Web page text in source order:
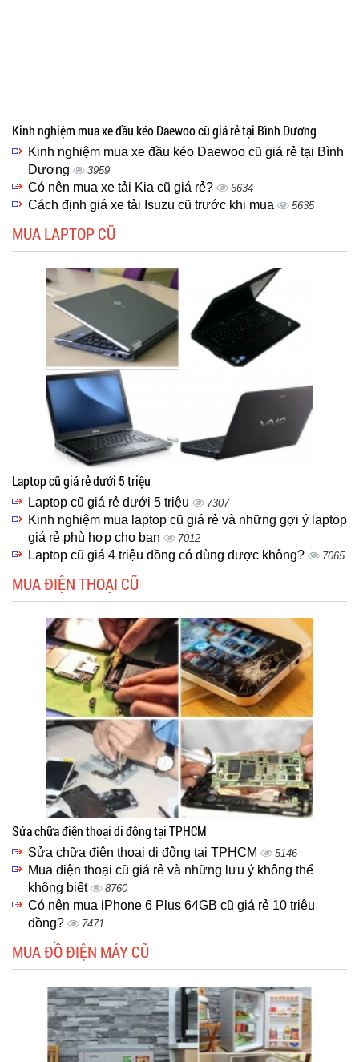
Kinh nghiệm mua xe đầu kéo Daewoo cũ giá rẻ tại Bình Dương
Kinh nghiệm mua xe đầu kéo Daewoo cũ giá rẻ tại Bình
Dương
3959
Có nên mua xe tải Kia cũ giá rẻ? 6634
Cách định giá xe tải Isuzu cũ trước khi mua 5635
MUA LAPTOP CŨ
Laptop cũ giá rẻ dưới 5 triệu
Laptop cũ giá rẻ dưới 5 triệu 7307
Kinh nghiệm mua laptop cũ giá rẻ và những gợi ý laptop
giá rẻ phù hợp cho bạn
7012
Laptop cũ giá 4 triệu đồng có dùng được không? 7065
MUA ĐIỆN THOẠI CŨ
Sửa chữa điện thoại di động tại TPHCM
Sửa chữa điện thoại di động tại TPHCM 5146
Mua điện thoại cũ giá rẻ và những lưu ý không thể
không biết
8760
Có nên mua iPhone 6 Plus 64GB cũ giá rẻ 10 triệu
đồng?
7471
MUA ĐỒ ĐIỆN MÁY CŨ